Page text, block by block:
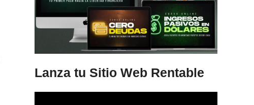
Lanza tu Sitio Web Rentable